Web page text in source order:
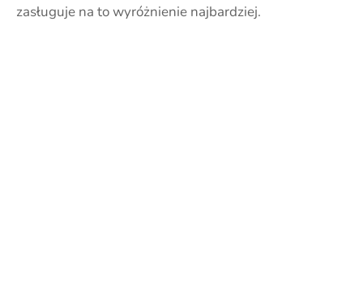
zasługuje na to wyróżnienie najbardziej.